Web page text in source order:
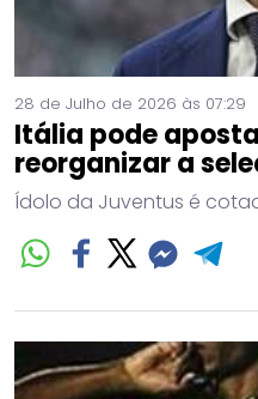
28 de Julho de 2026 às 07:29
Itália pode
reorganizar a
Ídolo da Juventus é